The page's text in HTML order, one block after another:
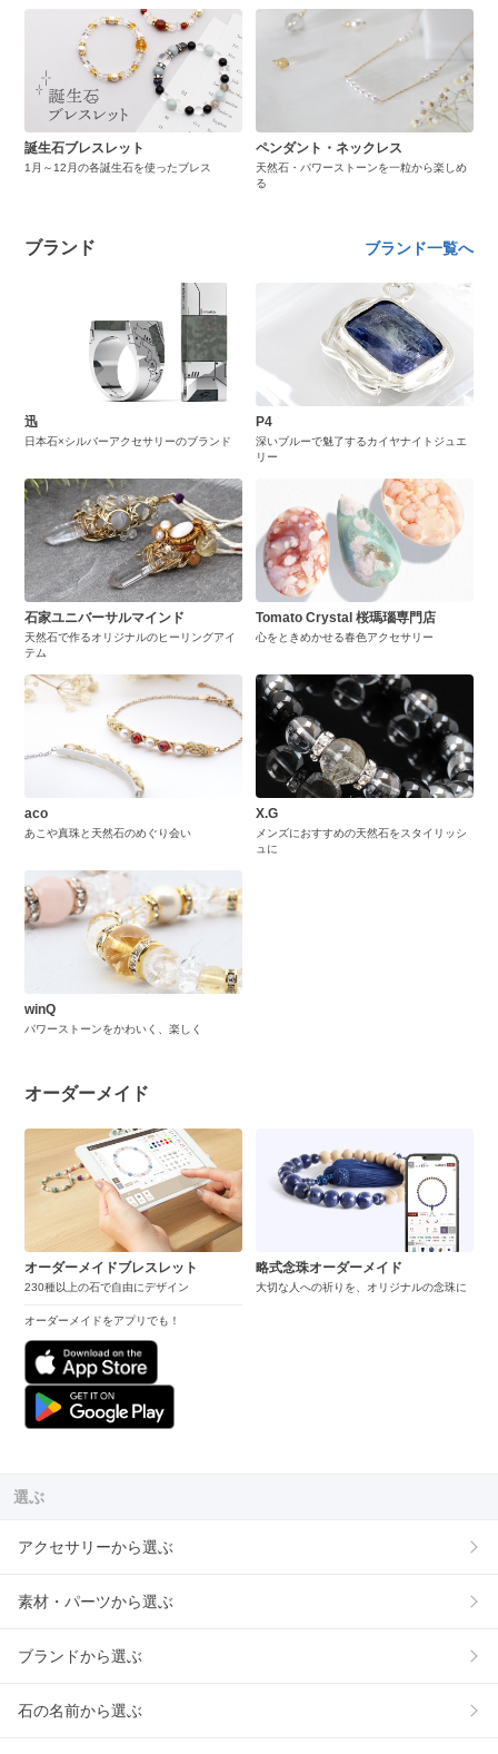
誕生石ブレスレット
1月～12月の各誕生石を使ったブレス
ペンダント・ネックレス
天然石・パワーストーンを一粒から楽しめ
る
ブランド ブランド一覧へ
迅
日本石×シルバーアクセサリーのブランド
P4
深いブルーで魅了するカイヤナイトジュエ
リー
石家ユニバーサルマインド
天然石で作るオリジナルのヒーリングアイ
テム
Tomato Crystal 桜瑪瑙専門店
心をときめかせる春色アクセサリー
aco
あこや真珠と天然石のめぐり会い
X.G
メンズにおすすめの天然石をスタイリッシ
ュに
winQ
パワーストーンをかわいく、楽しく
オーダーメイド
オーダーメイドブレスレット
230種以上の石で自由にデザイン
オーダーメイドをアプリでも！
略式念珠オーダーメイド
大切な人への祈りを、オリジナルの念珠に
選ぶ
アクセサリーから選ぶ
素材・パーツから選ぶ
ブランドから選ぶ
石の名前から選ぶ